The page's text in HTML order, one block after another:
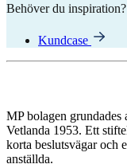
Behöver du
Kundcase
MP bolagen grundades
Vetlanda 1953. Ett
korta beslutsvägar och
anställda.